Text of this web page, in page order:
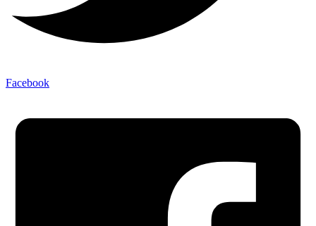
Facebook